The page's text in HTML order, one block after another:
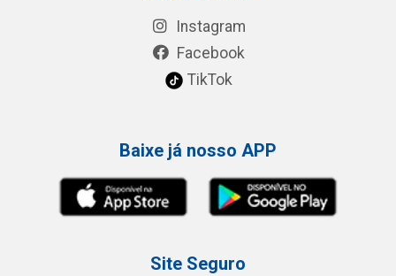
Instagram
Facebook
TikTok
Baixe já nosso APP
Site Seguro